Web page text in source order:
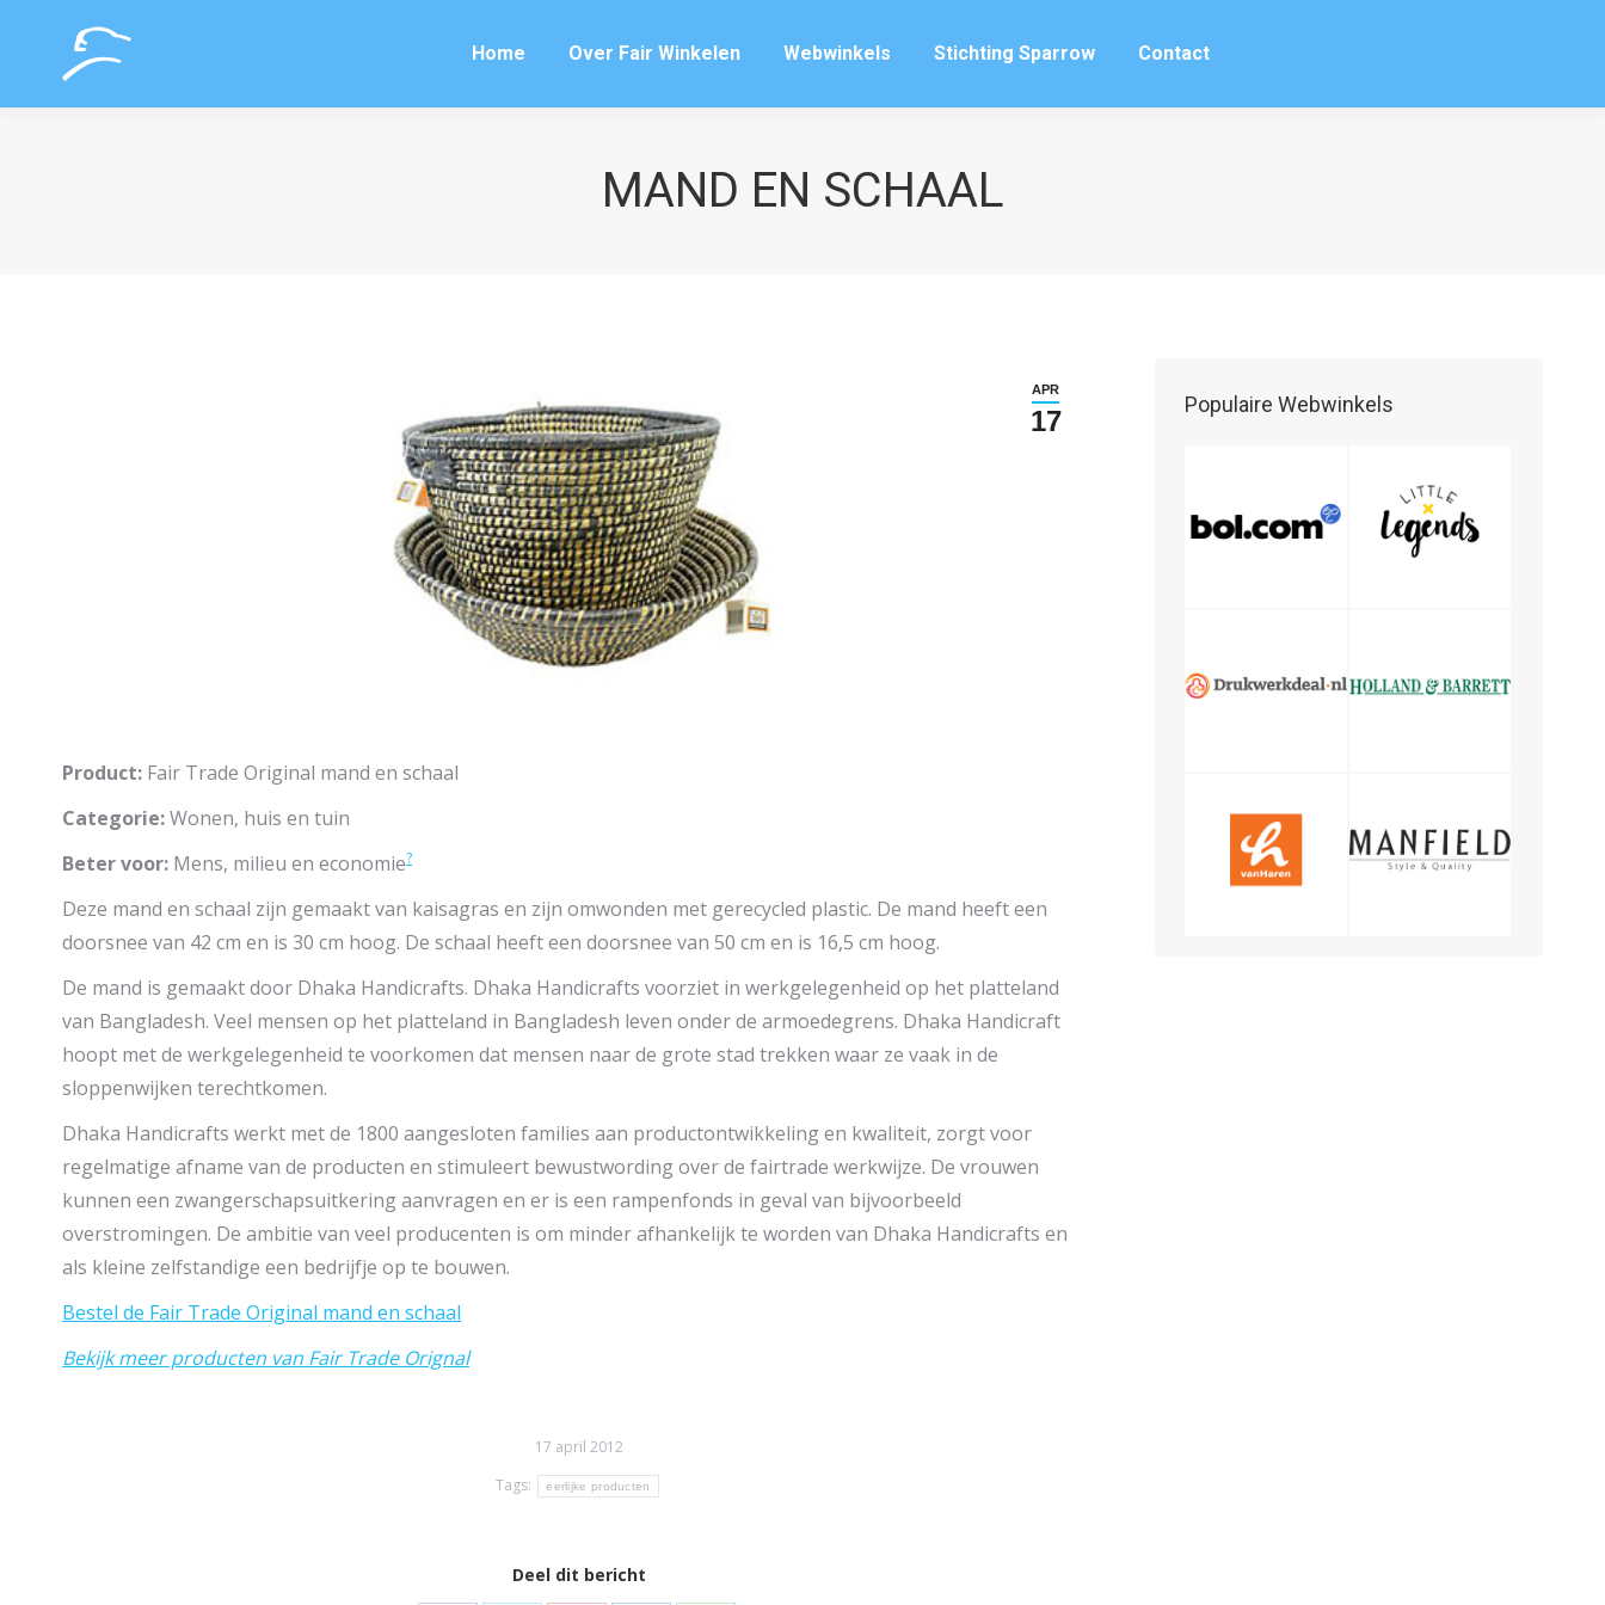
Home Over Fair Winkelen Webwinkels Stichting Sparrow Contact
MAND EN SCHAAL
APR
17
Product: Fair Trade Original mand en schaal
Categorie:Wonen, huis en tuin
Beter voor: Mens, milieu en economie?
Deze mand en schaal zijn gemaakt van kaisagras en zijn omwonden met gerecycled plastic. De mand heeft een
doorsnee van 42 cm en is 30 cm hoog. De schaal heeft een doorsnee van 50 cm en is 16,5 cm hoog.
De mand is gemaakt door Dhaka Handicrafts. Dhaka Handicrafts voorziet in werkgelegenheid op het platteland
van Bangladesh. Veel mensen op het platteland in Bangladesh leven onder de armoedegrens. Dhaka Handicraft
hoopt met de werkgelegenheid te voorkomen dat mensen naar de grote stad trekken waar ze vaak in de
sloppenwijken terechtkomen.
Dhaka Handicrafts werkt met de 1800 aangesloten families aan productontwikkeling en kwaliteit, zorgt voor
regelmatige afname van de producten en stimuleert bewustwording over de fairtrade werkwijze. De vrouwen
kunnen een zwangerschapsuitkering aanvragen en er is een rampenfonds in geval van bijvoorbeeld
overstromingen. De ambitie van veel producenten is om minder afhankelijk te worden van Dhaka Handicrafts en
als kleine zelfstandige een bedrijfje op te bouwen.
Bestel de Fair Trade Original mand en schaal
Bekijk meer producten van Fair Trade Orignal
17 april 2012
Tags:
eerlijke producten
Deel dit bericht
Populaire Webwinkels